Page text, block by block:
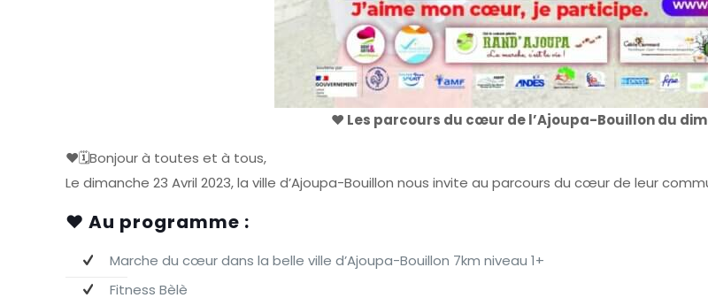
♥️ Les parcours du cœur de l’Ajoupa-Bouillon du
♥️🗓Bonjour à toutes et à tous,
Le dimanche 23 Avril 2023, la ville d’Ajoupa-Bouillon nous invite au parcours du cœur de leur
❤️ Au programme :
Marche du cœur dans la belle ville d’Ajoupa-Bouillon 7km niveau 1+
Fitness Bèlè